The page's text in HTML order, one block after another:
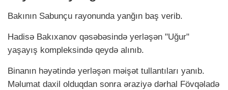
Bakının Sabunçu rayonunda yanğın baş verib.
Hadisə Bakıxanov qəsəbəsində yerləşən "Uğur"
yaşayış kompleksində qeydə alınıb.
Binanın həyətində yerləşən məişət tullantıları yanıb.
Məlumat daxil olduqdan sonra əraziyə dərhal Fövqəladə